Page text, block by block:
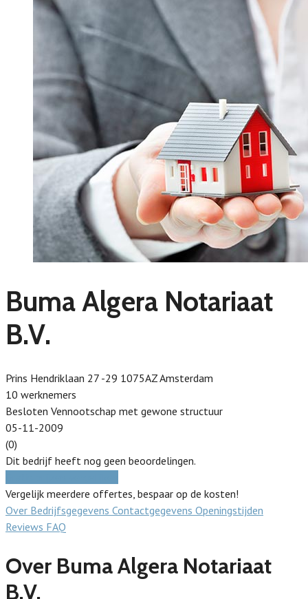
Buma Algera Notariaat
B.V.
Prins Hendriklaan 27 -29 1075AZ Amsterdam
10 werknemers
Besloten Vennootschap met gewone structuur
05-11-2009
(0)
Dit bedrijf heeft nog geen beoordelingen.
Vergelijk meerdere offertes, bespaar op de kosten!
Over Bedrijfsgegevens Contactgegevens Openingstijden
Reviews FAQ
Over Buma Algera Notariaat
B.V.